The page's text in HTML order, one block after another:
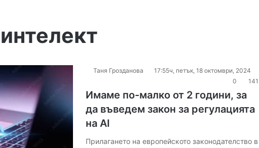
Таня Грозданова
17:55ч, петък, 18 октомври, 2024
0
141
Имаме по-малко от 2 години, за
да въведем закон за регулацията
на AI
Прилагането на европейското законодателство в